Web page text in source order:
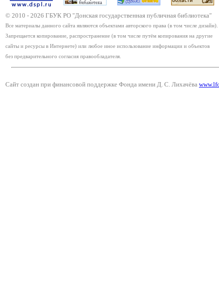
© 2010 - 2026 ГБУК РО "Донская государственная публичная библиотека"
Все материалы данного сайта являются объектами авторского права (в том числе дизайн).
Запрещается копирование, распространение (в том числе путём копирования на другие
сайты и ресурсы в Интернете) или любое иное использование информации и объектов
без предварительного согласия правообладателя.
Сайт создан при финансовой поддержке Фонда имени Д. С. Лихачёва